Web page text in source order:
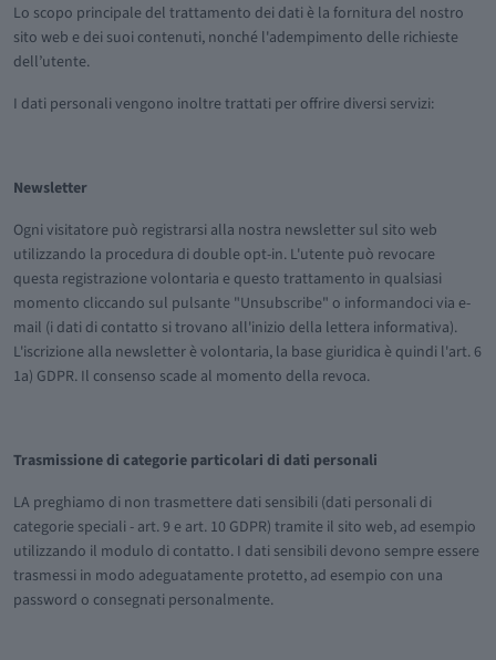
Lo scopo principale del trattamento dei dati è la fornitura del nostro
sito web e dei suoi contenuti, nonché l'adempimento delle richieste
dell’utente.
I dati personali vengono inoltre trattati per offrire diversi servizi:
Newsletter
Ogni visitatore può registrarsi alla nostra newsletter sul sito web
utilizzando la procedura di double opt-in. L'utente può revocare
questa registrazione volontaria e questo trattamento in qualsiasi
momento cliccando sul pulsante "Unsubscribe" o informandoci via e-
mail (i dati di contatto si trovano all'inizio della lettera informativa).
L'iscrizione alla newsletter è volontaria, la base giuridica è quindi l'art. 6
1a) GDPR. Il consenso scade al momento della revoca.
Trasmissione di categorie particolari di dati personali
LA preghiamo di non trasmettere dati sensibili (dati personali di
categorie speciali - art. 9 e art. 10 GDPR) tramite il sito web, ad esempio
utilizzando il modulo di contatto. I dati sensibili devono sempre essere
trasmessi in modo adeguatamente protetto, ad esempio con una
password o consegnati personalmente.